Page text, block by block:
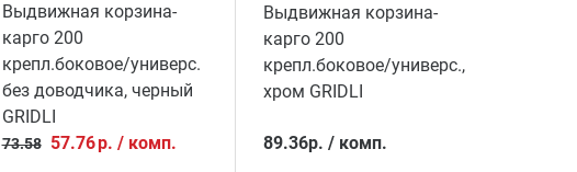
Выдвижная корзина-
карго 200
крепл.боковое/универс.
без доводчика, черный
GRIDLI
73.58 57.76р. / комп.
Выдвижная корзина-
карго 200
крепл.боковое/универс.,
хром GRIDLI
89.36р. / комп.